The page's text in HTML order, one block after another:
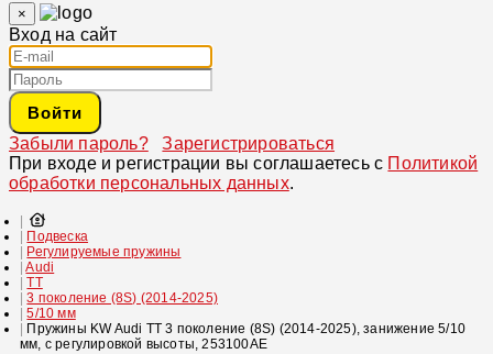
×
Вход на сайт
Войти
Забыли пароль?
Зарегистрироваться
При входе и регистрации вы соглашаетесь с Политикой
обработки персональных данных.
Подвеска
Регулируемые пружины
Audi
TT
3 поколение (8S) (2014-2025)
5/10 мм
Пружины KW Audi TT 3 поколение (8S) (2014-2025), занижение 5/10
мм, с регулировкой высоты, 253100AE